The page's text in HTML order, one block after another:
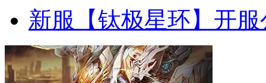
新服【钛极星环】开服